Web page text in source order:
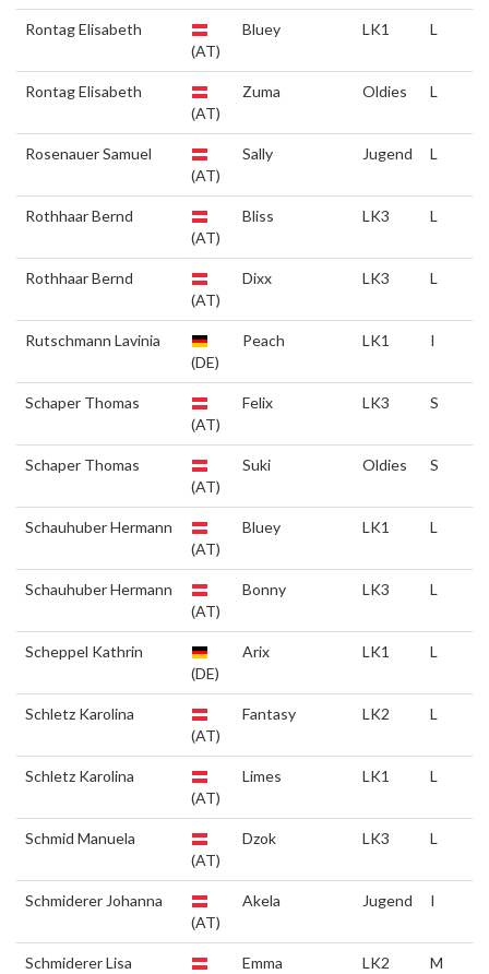
Rontag Elisabeth
(AT)
Bluey LK1 L
Rontag Elisabeth
(AT)
Zuma Oldies L
Rosenauer Samuel
(AT)
Sally Jugend L
Rothhaar Bernd
(AT)
Bliss LK3 L
Rothhaar Bernd
(AT)
Dixx LK3 L
Rutschmann Lavinia
(DE)
Peach LK1 I
Schaper Thomas
(AT)
Felix LK3 S
Schaper Thomas
(AT)
Suki Oldies S
Schauhuber Hermann
(AT)
Bluey LK1 L
Schauhuber Hermann
(AT)
Bonny LK3 L
Scheppel Kathrin
(DE)
Arix LK1 L
Schletz Karolina
(AT)
Fantasy LK2 L
Schletz Karolina
(AT)
Limes LK1 L
Schmid Manuela
(AT)
Dzok LK3 L
Schmiderer Johanna
(AT)
Akela Jugend I
Schmiderer Lisa
Emma LK2 M